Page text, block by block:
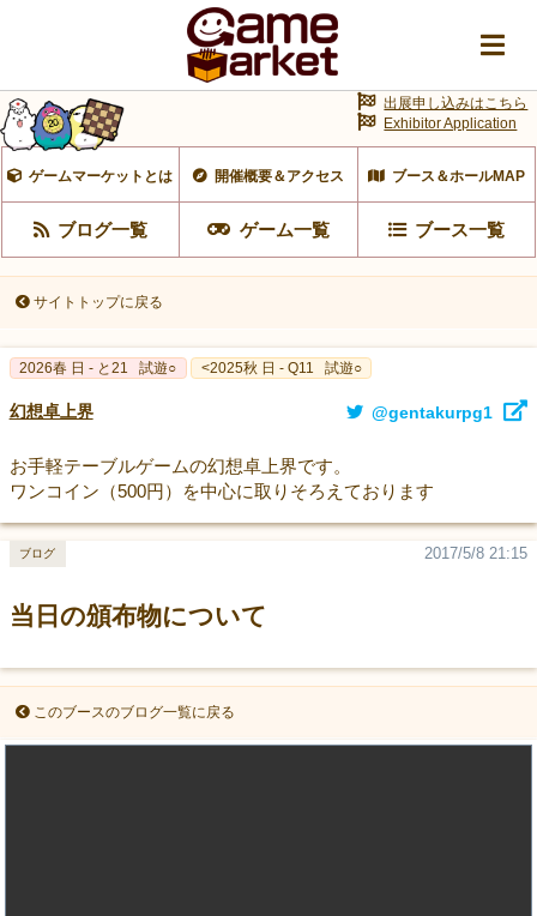
ゲームマーケットとは 開催概要＆アクセス ブース＆ホールMAP
ブログ一覧 ゲーム一覧 ブース一覧
出展申し込みはこちら
Exhibitor Application
サイトトップに戻る
2026春 日 - と21 試遊○ <2025秋 日 - Q11 試遊○
幻想卓上界 @gentakurpg1
お手軽テーブルゲームの幻想卓上界です。
ワンコイン（500円）を中心に取りそろえております
当日の頒布物について
2017/5/8 21:15
ブログ
このブースのブログ一覧に戻る